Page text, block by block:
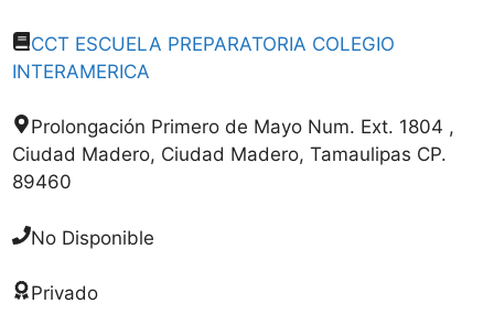
CCT ESCUELA PREPARATORIA COLEGIO
INTERAMERICA
Prolongación Primero de Mayo Num. Ext. 1804 ,
Ciudad Madero, Ciudad Madero, Tamaulipas CP.
89460
No Disponible
Privado